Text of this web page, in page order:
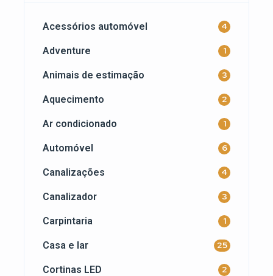
Acessórios automóvel 4
Adventure 1
Animais de estimação 3
Aquecimento 2
Ar condicionado 1
Automóvel 6
Canalizações 4
Canalizador 3
Carpintaria 1
Casa e lar 25
Cortinas LED 2